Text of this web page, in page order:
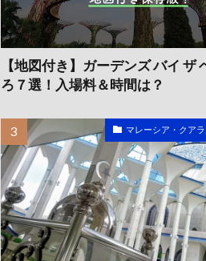
【地図付き】ガーデンズ バイ ザ
ろ７選！入場料＆時間は？
マレーシア・クア